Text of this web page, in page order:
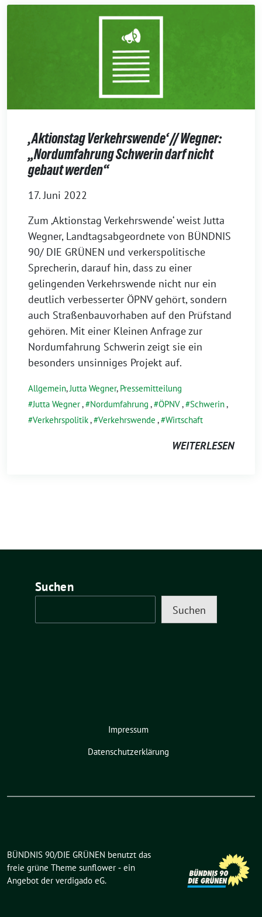
‚Aktionstag Verkehrswende‘ // Wegner:
„Nordumfahrung Schwerin darf nicht
gebaut werden“
17. Juni 2022
Zum ‚Aktionstag Verkehrswende‘ weist Jutta
Wegner, Landtagsabgeordnete von BÜNDNIS
90/ DIE GRÜNEN und verkerspolitische
Sprecherin, darauf hin, dass zu einer
gelingenden Verkehrswende nicht nur ein
deutlich verbesserter ÖPNV gehört, sondern
auch Straßenbauvorhaben auf den Prüfstand
gehören. Mit einer Kleinen Anfrage zur
Nordumfahrung Schwerin zeigt sie ein
besonders unsinniges Projekt auf.
Allgemein, Jutta Wegner, Pressemitteilung
Jutta Wegner, Nordumfahrung , ÖPNV, Schwerin,
Verkehrspolitik, Verkehrswende , Wirtschaft
WEITERLESEN
Suchen
Suchen
Impressum
Datenschutzerklärung
BÜNDNIS 90/DIE GRÜNEN benutzt das
freie grüne Theme sunflower ‐ ein
Angebot der verdigado eG.